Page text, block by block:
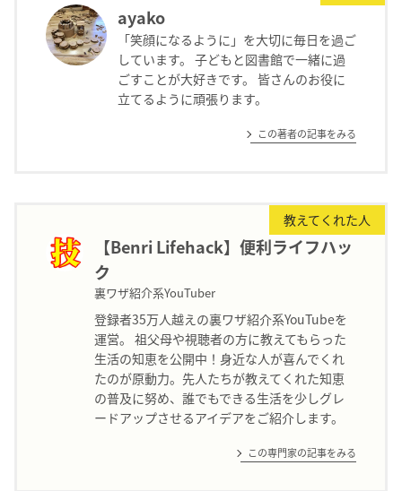
ayako
「笑顔になるように」を大切に毎日を過ご
しています。 子どもと図書館で一緒に過
ごすことが大好きです。 皆さんのお役に
立てるように頑張ります。
この著者の記事をみる
教えてくれた人
【Benri Lifehack】便利ライフハッ
ク
裏ワザ紹介系YouTuber
登録者35万人越えの裏ワザ紹介系YouTubeを
運営。 祖父母や視聴者の方に教えてもらった
生活の知恵を公開中！身近な人が喜んでくれ
たのが原動力。先人たちが教えてくれた知恵
の普及に努め、誰でもできる生活を少しグレ
ードアップさせるアイデアをご紹介します。
この専門家の記事をみる